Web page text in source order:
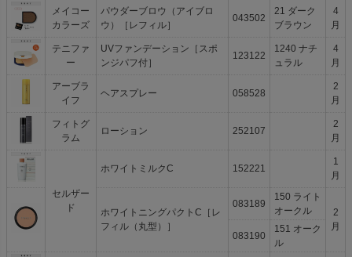
メイコー
カラーズ
パウダーブロウ（アイブロ
ウ）［レフィル］
043502
21 ダーク
ブラウン
4
月
テニファ
ー
UVファンデーション［スポ
ンジパフ付］
123122
1240 ナチ
ュラル
4
月
アーブラ
イフ
ヘアスプレー 058528
2
月
フィトグ
ラム
ローション 252107
2
月
セルザー
ド
ホワイトミルクC 152221
1
月
ホワイトニングパクトC［レ
フィル（丸型）］
083189
150 ライト
オークル
2
月
083190
151 オーク
ル